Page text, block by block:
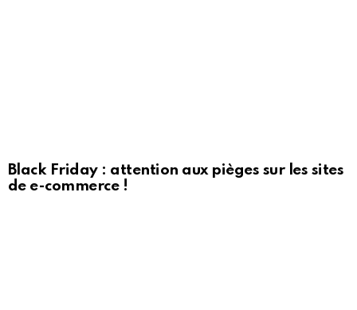
Black Friday : attention aux pièges sur les sites
de e-commerce !